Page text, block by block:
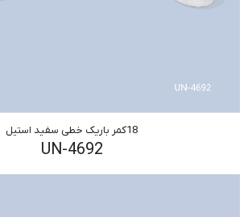
18کمر باریک خطی سفید استیل
UN-4692